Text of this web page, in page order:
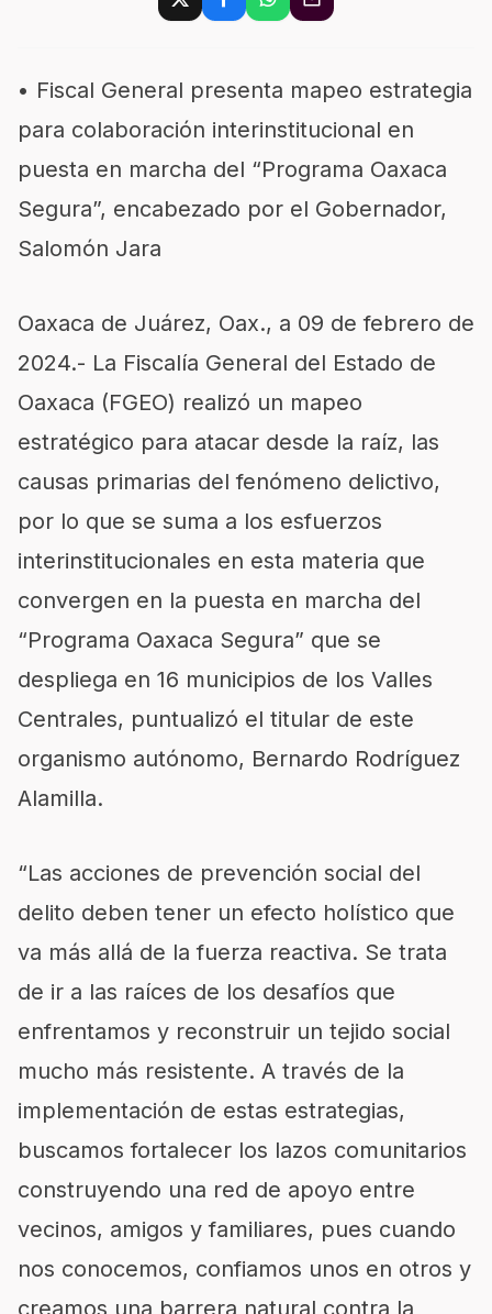
• Fiscal General presenta mapeo estrategia
para colaboración interinstitucional en
puesta en marcha del “Programa Oaxaca
Segura”, encabezado por el Gobernador,
Salomón Jara
Oaxaca de Juárez, Oax., a 09 de febrero de
2024.- La Fiscalía General del Estado de
Oaxaca (FGEO) realizó un mapeo
estratégico para atacar desde la raíz, las
causas primarias del fenómeno delictivo,
por lo que se suma a los esfuerzos
interinstitucionales en esta materia que
convergen en la puesta en marcha del
“Programa Oaxaca Segura” que se
despliega en 16 municipios de los Valles
Centrales, puntualizó el titular de este
organismo autónomo, Bernardo Rodríguez
Alamilla.
“Las acciones de prevención social del
delito deben tener un efecto holístico que
va más allá de la fuerza reactiva. Se trata
de ir a las raíces de los desafíos que
enfrentamos y reconstruir un tejido social
mucho más resistente. A través de la
implementación de estas estrategias,
buscamos fortalecer los lazos comunitarios
construyendo una red de apoyo entre
vecinos, amigos y familiares, pues cuando
nos conocemos, confiamos unos en otros y
creamos una barrera natural contra la